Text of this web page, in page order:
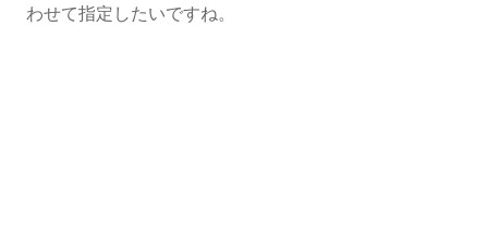
わせて指定したいですね。